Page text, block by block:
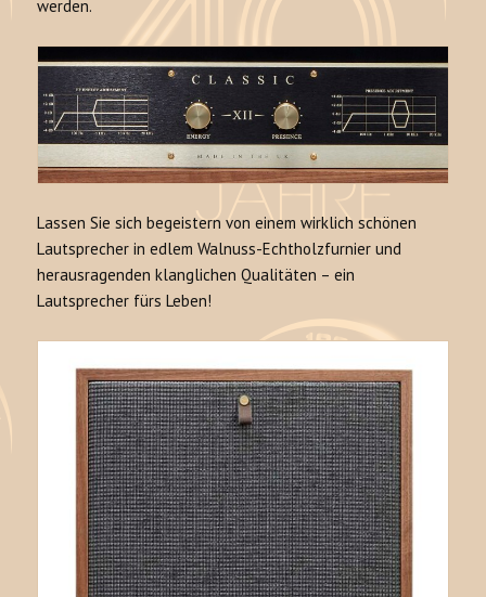
werden.
Lassen Sie sich begeistern von einem wirklich schönen
Lautsprecher in edlem Walnuss-Echtholzfurnier und
herausragenden klanglichen Qualitäten – ein
Lautsprecher fürs Leben!